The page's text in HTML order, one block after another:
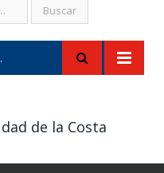
COSTA
de la Costa